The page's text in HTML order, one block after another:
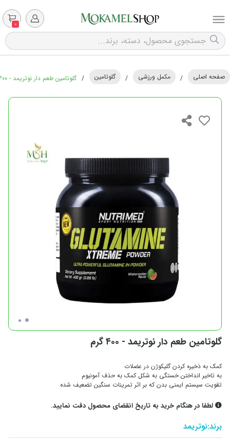
0
صفحه اصلی / مکمل ورزشی / گلوتامین / گلوتامین طعم دار نوتریمد - ۴۰۰ گرم
گلوتامین طعم دار نوتریمد - ۴۰۰ گرم
کمک به ذخیره کردن گلیکوژن در عضلات
به تاخیر انداختن خستگی به شکل کمک به حذف آمونیوم
تقویت سیستم ایمنی بدن که بر اثر تمرینات سنگین تضعیف شده
لطفا در هنگام خرید به تاریخ انقضای محصول دقت نمایید.
برند:نوتریمد